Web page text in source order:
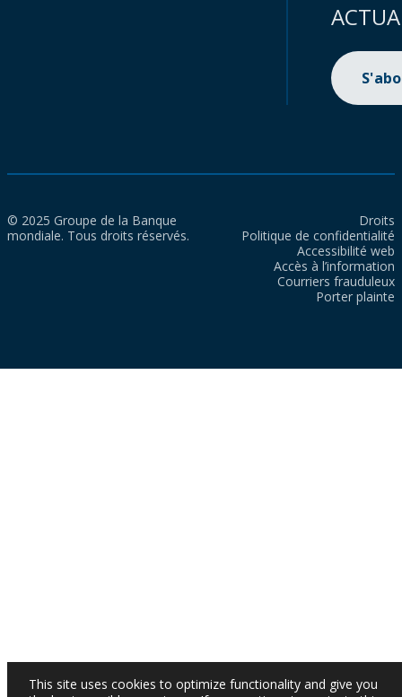
© 2025 Groupe de la Banque
mondiale. Tous droits réservés.
Droits
Politique de confidentialité
Accessibilité web
Accès à l’information
Courriers frauduleux
Porter plainte
This site uses cookies to optimize functionality and give you